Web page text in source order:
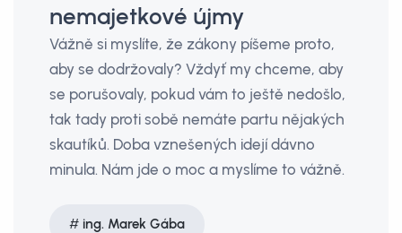
nemajetkové újmy
Vážně si myslíte, že zákony píšeme proto,
aby se dodržovaly? Vždyť my chceme, aby
se porušovaly, pokud vám to ještě nedošlo,
tak tady proti sobě nemáte partu nějakých
skautíků. Doba vznešených idejí dávno
minula. Nám jde o moc a myslíme to vážně.
ing. Marek Gába